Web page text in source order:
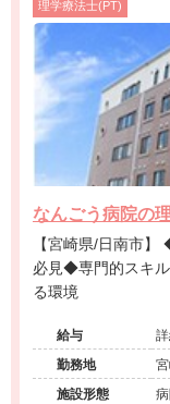
理学療法士(PT)
なんごう病院の
【宮崎県/日南市】 ◆スキルアップ◆キャリアアップしたい方
必見◆専門的スキ
る環境
給与
勤務地
施設形態